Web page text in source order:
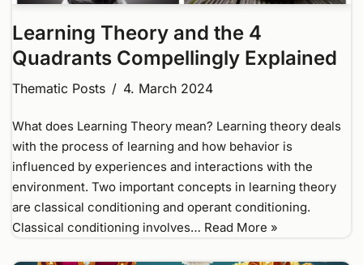
Learning Theory and the 4
Quadrants Compellingly Explained
Thematic Posts 4. March 2024
What does Learning Theory mean? Learning theory deals
with the process of learning and how behavior is
influenced by experiences and interactions with the
environment. Two important concepts in learning theory
are classical conditioning and operant conditioning.
Classical conditioning involves… Read More »